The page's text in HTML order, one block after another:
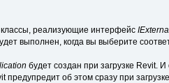
реализующие интерфейс
выполнен, когда вы выберите
будет создан при загрузке Revit.
об этом сразу при